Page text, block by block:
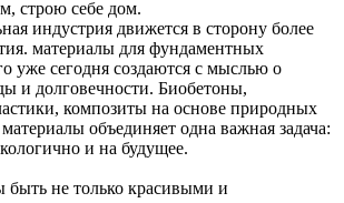
строю себе дом.
индустрия движется в сторону более
материалы для фундаментных
уже сегодня создаются с мыслью о
и долговечности. Биобетоны,
композиты на основе природных
объединяет одна важная задача:
и на будущее.
не только красивыми и